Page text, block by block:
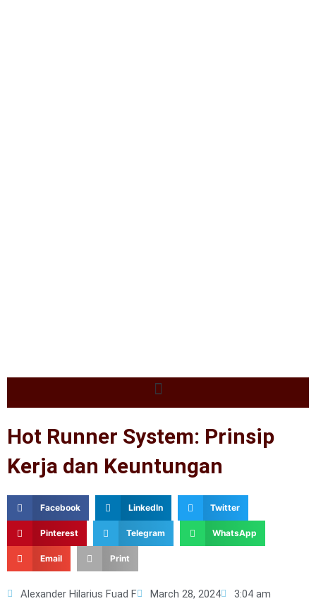
Hot Runner System: Prinsip
Kerja dan Keuntungan
Facebook LinkedIn Twitter
Pinterest Telegram WhatsApp
Email Print
Alexander Hilarius Fuad F March 28, 2024
3:04 am